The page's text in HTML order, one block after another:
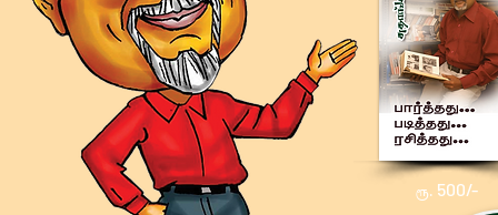
ரூ. 500/-